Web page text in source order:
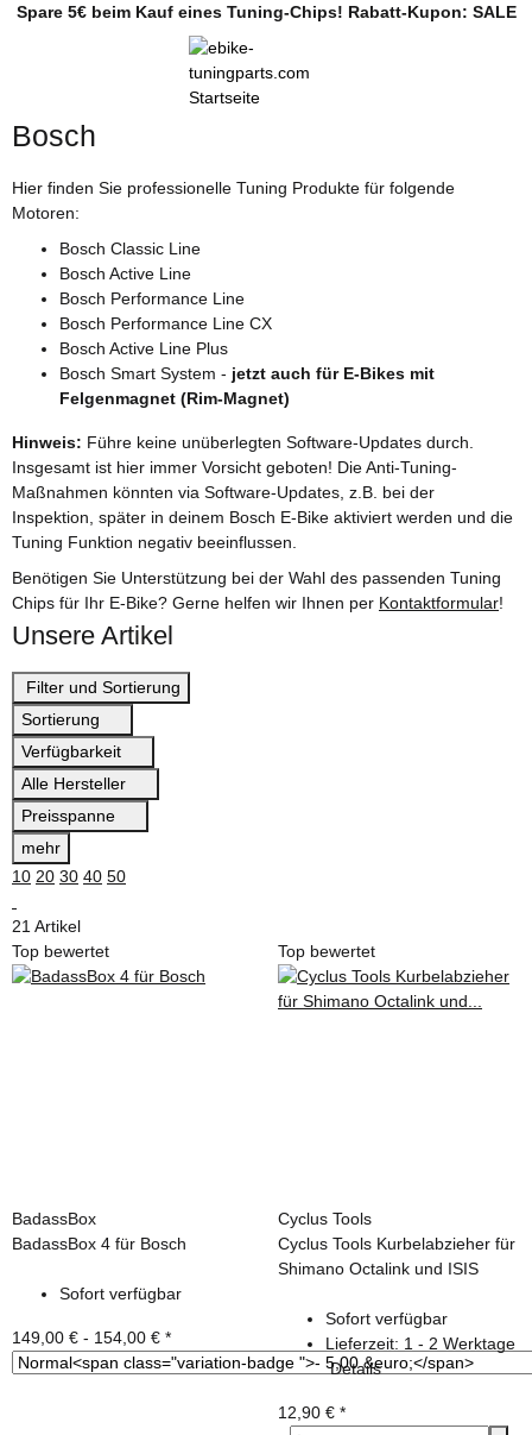
Spare 5€ beim Kauf eines Tuning-Chips! Rabatt-Kupon: SALE
Bosch
Hier finden Sie professionelle Tuning Produkte für folgende
Motoren:
Bosch Classic Line
Bosch Active Line
Bosch Performance Line
Bosch Performance Line CX
Bosch Active Line Plus
Bosch Smart System - jetzt auch für E-Bikes mit
Felgenmagnet (Rim-Magnet)
Hinweis: Führe keine unüberlegten Software-Updates durch.
Insgesamt ist hier immer Vorsicht geboten! Die Anti-Tuning-
Maßnahmen könnten via Software-Updates, z.B. bei der
Inspektion, später in deinem Bosch E-Bike aktiviert werden und die
Tuning Funktion negativ beeinflussen.
Benötigen Sie Unterstützung bei der Wahl des passenden Tuning
Chips für Ihr E-Bike? Gerne helfen wir Ihnen per Kontaktformular!
Unsere Artikel
Filter und Sortierung
Sortierung
Verfügbarkeit
Alle Hersteller
Preisspanne
mehr
10 20 30 40 50
21 Artikel
Top bewertet
BadassBox
BadassBox 4 für Bosch
Sofort verfügbar
149,00 € - 154,00 € *
Top bewertet
Cyclus Tools
Cyclus Tools Kurbelabzieher für
Shimano Octalink und ISIS
Sofort verfügbar
Lieferzeit: 1 - 2 Werktage
Details
12,90 € *